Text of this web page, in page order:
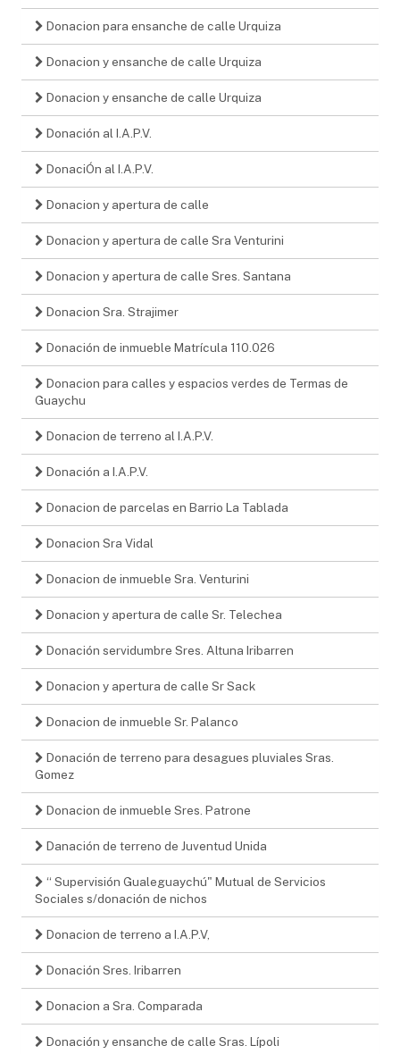
Donacion para ensanche de calle Urquiza
Donacion y ensanche de calle Urquiza
Donacion y ensanche de calle Urquiza
Donación al I.A.P.V.
DonaciÓn al I.A.P.V.
Donacion y apertura de calle
Donacion y apertura de calle Sra Venturini
Donacion y apertura de calle Sres. Santana
Donacion Sra. Strajimer
Donación de inmueble Matrícula 110.026
Donacion para calles y espacios verdes de Termas de
Guaychu
Donacion de terreno al I.A.P.V.
Donación a I.A.P.V.
Donacion de parcelas en Barrio La Tablada
Donacion Sra Vidal
Donacion de inmueble Sra. Venturini
Donacion y apertura de calle Sr. Telechea
Donación servidumbre Sres. Altuna Iribarren
Donacion y apertura de calle Sr Sack
Donacion de inmueble Sr. Palanco
Donación de terreno para desagues pluviales Sras.
Gomez
Donacion de inmueble Sres. Patrone
Danación de terreno de Juventud Unida
“ Supervisión Gualeguaychú" Mutual de Servicios
Sociales s/donación de nichos
Donacion de terreno a I.A.P.V,
Donación Sres. Iribarren
Donacion a Sra. Comparada
Donación y ensanche de calle Sras. Lípoli